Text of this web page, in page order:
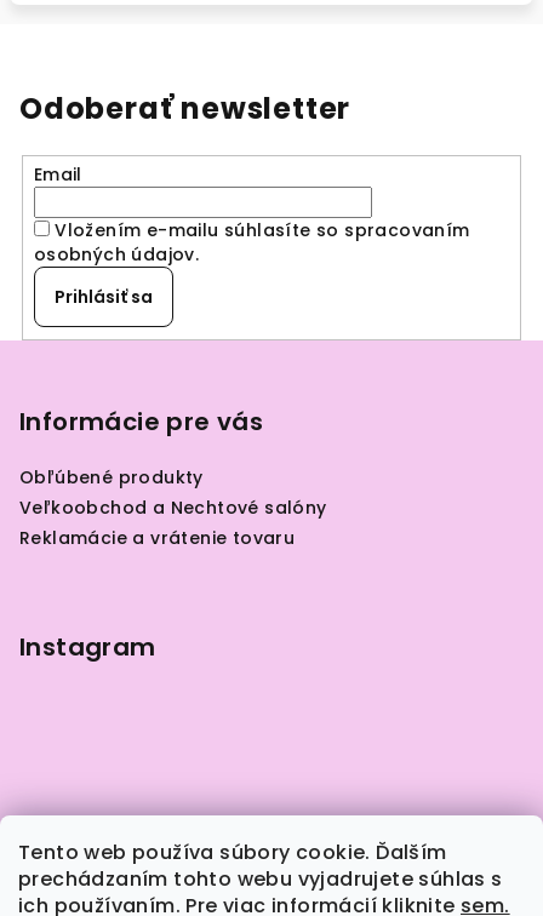
Tento web používa súbory cookie. Ďalším
prechádzaním tohto webu vyjadrujete súhlas s
ich používaním. Pre viac informácií kliknite sem.
Odoberať newsletter
Email
Vložením e-mailu súhlasíte so spracovaním
osobných údajov.
Prihlásiť sa
Informácie pre vás
Obľúbené produkty
Veľkoobchod a Nechtové salóny
Reklamácie a vrátenie tovaru
Instagram